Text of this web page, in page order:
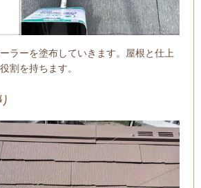
ラーを塗布していきます。屋根と仕上
割を持ちます。